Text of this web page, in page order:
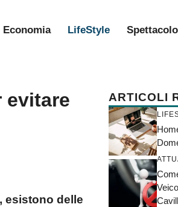
Economia LifeStyle Spettacolo
esistono delle
ARTICOLI